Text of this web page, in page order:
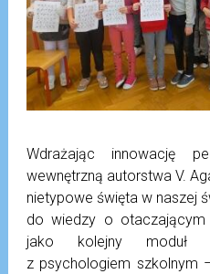
Wdrażając innowację
wewnętrzną autorstwa V.
nietypowe święta w naszej
do wiedzy o otaczającym
jako kolejny moduł
z psychologiem szkolnym